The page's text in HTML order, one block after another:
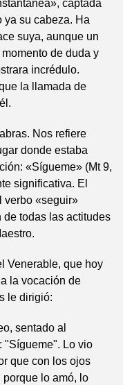
captada
ya su cabeza. Ha
suya, aunque un
de duda y
incrédulo.
la llamada de
Nos refiere
donde estaba
«Sígueme» (Mt 9,
significativa. El
verbo «seguir»
de todas las actitudes
Venerable, que hoy
la vocación de
le dirigió:
sentado al
"Sígueme". Lo vio
que con los ojos
lo amó, lo